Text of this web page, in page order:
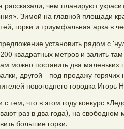
рассказали, чем планируют
Зимой на главной площади
горки и триумфальная арка в
установить рядом с
квадратных метров и залить
можно поставить два маленьких
другой - под продажу
новогоднего городка Игорь
с тем, что в этом году конкурс
раз в два года), на
большие горки.